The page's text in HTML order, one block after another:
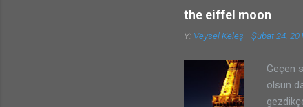
the eiffel moon
Y: Veysel Keleş -Şubat 24,
Geçen
olsun